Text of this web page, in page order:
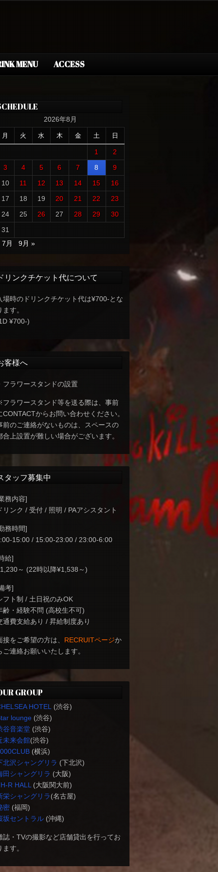
MENU ACCESS
2026年8月
月 火 水 木 金 土 日
1
2
3
4 5 6 7 8
9
10
11 12 13 14 15
16
17
18 19 20 21 22
23
24
25 26 27 28 29
30
31
7月
9月 »
リンクチケット代について
場時のドリンクチケット代は¥700-とな
ます。
¥700-)
客様へ
フラワースタンドの設置
ラワースタンド等を送る際は、事前
CONTACTからお問い合わせください。
前のご連絡がないものは、スペースの
合上設置が難しい場合がございます。
タッフ募集中
務内容]
リンク / 受付 / 照明 / PAアシスタント
務時間]
15:00 / 15:00-23:00 / 23:00-6:00
給]
～ (22時以降¥1,538～)
考]
フト制 / 土日祝のみOK
齢・経験不問 (高校生不可)
通費支給あり / 昇給制度あり
接をご希望の方は、 RECRUITページか
ご連絡お願いいたします。
GROUP
HOTEL
(渋谷)
lounge(渋谷)
谷音楽堂(渋谷)
未来会館(渋谷)
(横浜)
北沢シャングリラ (下北沢)
田シャングリラ (大阪)
R HALL (大阪関大前)
栄シャングリラ(名古屋)
密(福岡)
坂セントラル(沖縄)
誌・TVの撮影など店舗貸出を行ってお
ます。